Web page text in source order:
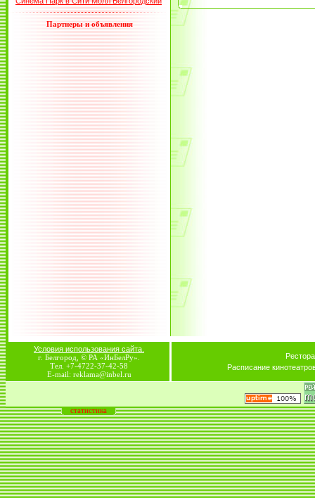
Партнеры и объявления
Условия использования сайта.
г. Белгород, © РА «ИнБелРу».
Тел. +7-4722-37-42-58
E-mail: reklama@inbel.ru
Расписание
статистика